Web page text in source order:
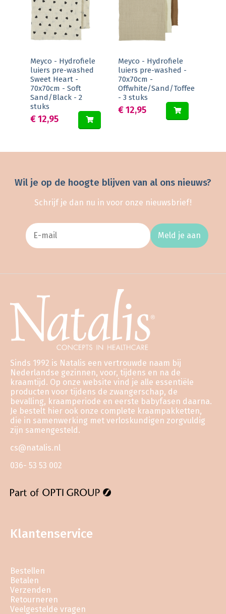
Meyco - Hydrofiele
luiers pre-washed
Sweet Heart -
70x70cm - Soft
Sand/Black - 2
stuks
€ 12,95
Meyco - Hydrofiele
luiers pre-washed -
70x70cm -
Offwhite/Sand/Toffee
- 3 stuks
€ 12,95
Wil je op de hoogte blijven van al ons nieuws?
Schrijf je dan nu in voor onze nieuwsbrief!
Meld je aan
Sinds 1992 is Natalis een vertrouwde naam bij
Nederlandse gezinnen, voor, tijdens en na de
kraamtijd. Op onze website vind je alle essentiële
producten voor tijdens de zwangerschap, de
bevalling, kraamperiode en eerste babyfasen daarna.
Je bestelt hier ook onze complete kraampakketten,
die in samenwerking met verloskundigen zorgvuldig
zijn samengesteld.
cs@natalis.nl
036- 53 53 002
Klantenservice
Bestellen
Betalen
Verzenden
Retourneren
Veelgestelde vragen